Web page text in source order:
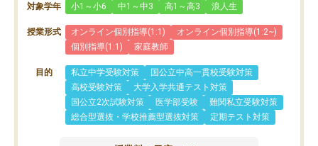
対象学年 小1～小6 中1～中3 高1～高3 浪人生
授業形式 オンライン個別指導(1:1)
オンライン個別指導(1:2~)
個別指導(1:1)
家庭教師
目的 私立中学受験対策
国公立中高一貫校受験対策
高校受験対策
大学入学共通テスト対策
国公立2次試験対策
医学部受験
難関私立受験対策
総合型選抜・学校推薦型選抜対策
定期テスト対策